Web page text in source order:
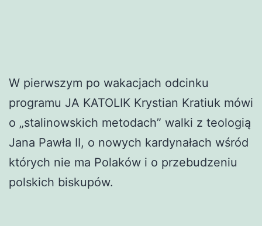
W pierwszym po wakacjach odcinku
programu JA KATOLIK Krystian Kratiuk mówi
o „stalinowskich metodach” walki z teologią
Jana Pawła II, o nowych kardynałach wśród
których nie ma Polaków i o przebudzeniu
polskich biskupów.